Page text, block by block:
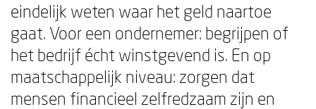
eindelijk weten waar het geld naartoe
gaat. Voor een ondernemer: begrijpen of
het bedrijf écht winstgevend is. En op
maatschappelijk niveau: zorgen dat
mensen financieel zelfredzaam zijn en